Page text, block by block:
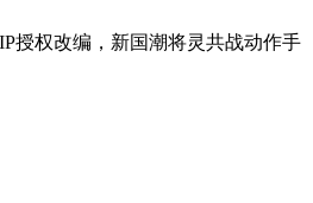
授权改编，新国潮将灵共战动作手